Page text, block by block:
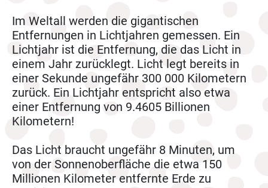
Im Weltall werden die gigantischen
Entfernungen in Lichtjahren gemessen. Ein
Lichtjahr ist die Entfernung, die das Licht in
einem Jahr zurücklegt. Licht legt bereits in
einer Sekunde ungefähr 300 000 Kilometern
zurück. Ein Lichtjahr entspricht also etwa
einer Entfernung von 9.4605 Billionen
Kilometern!
Das Licht braucht ungefähr 8 Minuten, um
von der Sonnenoberfläche die etwa 150
Millionen Kilometer entfernte Erde zu